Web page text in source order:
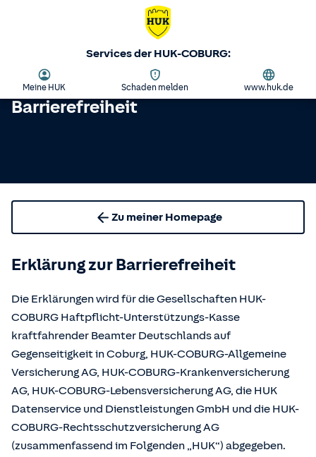
Services der HUK-COBURG:
Meine HUK Schaden melden www.huk.de
Barrierefreiheit
Zu meiner Homepage
Erklärung zur Barrierefreiheit
Die Erklärungen wird für die Gesellschaften HUK-
COBURG Haftpflicht-Unterstützungs-Kasse
kraftfahrender Beamter Deutschlands auf
Gegenseitigkeit in Coburg, HUK-COBURG-Allgemeine
Versicherung AG, HUK-COBURG-Krankenversicherung
AG, HUK-COBURG-Lebensversicherung AG, die HUK
Datenservice und Dienstleistungen GmbH und die HUK-
COBURG-Rechtsschutzversicherung AG
(zusammenfassend im Folgenden „HUK“) abgegeben.